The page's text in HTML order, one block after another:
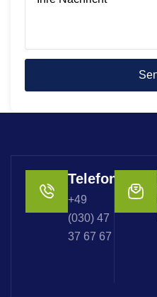
Telefon
+49
(030) 47
37 67 67